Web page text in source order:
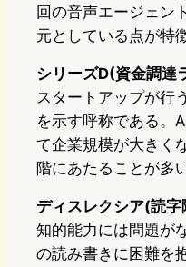
回の音声エージェン
元としている点が特
シリーズD(資金調達
スタートアップが行
を示す呼称である。
て企業規模が大きく
階にあたることが多い
ディスレクシア(読字
知的能力には問題が
の読み書きに困難を